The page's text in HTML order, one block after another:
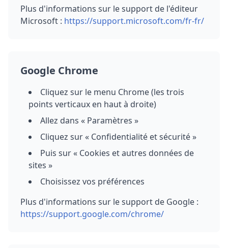
Plus d'informations sur le support de l'éditeur
Microsoft : https://support.microsoft.com/fr-fr/
Google Chrome
Cliquez sur le menu Chrome (les trois
points verticaux en haut à droite)
Allez dans « Paramètres »
Cliquez sur « Confidentialité et sécurité »
Puis sur « Cookies et autres données de
sites »
Choisissez vos préférences
Plus d'informations sur le support de Google :
https://support.google.com/chrome/